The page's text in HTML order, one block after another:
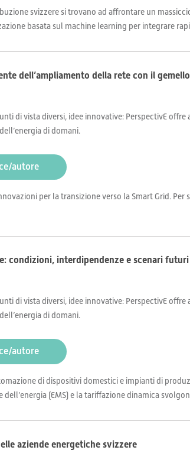
svizzere si trovano ad affrontare un
basata sul machine learning per integrare
dell’ampliamento della rete con il
di vista diversi, idee innovative: PerspectivE
di domani.
autore
per la transizione verso la Smart Grid.
condizioni, interdipendenze e scenari futuri
di vista diversi, idee innovative: PerspectivE
di domani.
autore
di dispositivi domestici e impianti di
dell’energia (EMS) e la tariffazione dinamica
aziende energetiche svizzere